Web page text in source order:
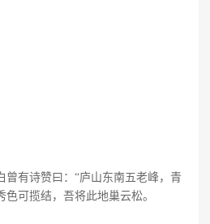
曾有诗赞曰：“庐山东南五老峰，青
可揽结，吾将此地巢云松。